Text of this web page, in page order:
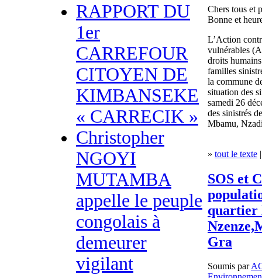
RAPPORT DU
1er
CARREFOUR
CITOYEN DE
KIMBANSEKE
« CARRECIK »
Christopher
NGOYI
MUTAMBA
appelle le peuple
congolais à
demeurer
vigilant
Chers tous et
Bonne et
L’Action
vulnérables
droits
familles
la commune
situation des
samedi 26
des sinistrés
Mbamu,
» tout le texte
SOS et
quartier
Gra
Soumis par